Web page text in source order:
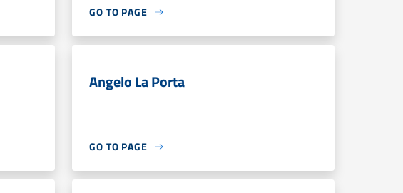
GO TO PAGE
Angelo La Porta
GO TO PAGE